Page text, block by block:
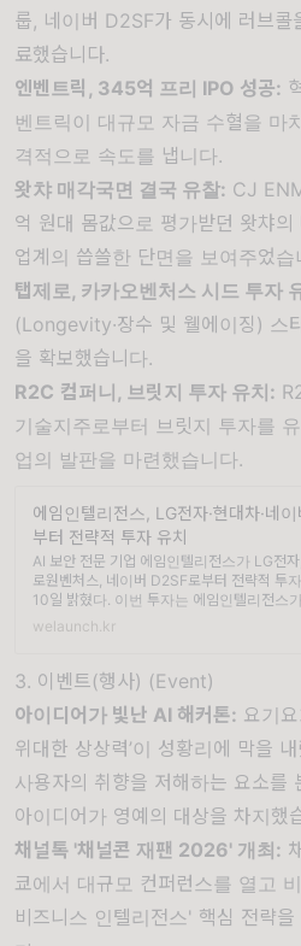
룹, 네이버 D2SF가 동시에 러브콜
료했습니다.
엔벤트릭, 345억 프리 IPO 성공:
벤트릭이 대규모 자금 수혈을 마
격적으로 속도를 냅니다.
왓챠 매각국면 결국 유찰: CJ
억 원대 몸값으로 평가받던 왓챠
업계의 씁쓸한 단면을 보여주었습
탭제로, 카카오벤처스 시드 투자
(Longevity·장수 및 웰에이징) 스
을 확보했습니다.
R2C 컴퍼니, 브릿지 투자 유치:
기술지주로부터 브릿지 투자를
업의 발판을 마련했습니다.
에임인텔리전스, LG전자·현대차·네
부터 전략적 투자 유치
AI 보안 전문 기업 에임인텔리전스가 LG전
로원벤처스, 네이버 D2SF로부터 전략적 투
10일 밝혔다. 이번 투자는 에임인텔리전스가
welaunch.kr
3. 이벤트(행사) (Event)
아이디어가 빛난 AI 해커톤: 요기
위대한 상상력’이 성황리에 막을
사용자의 취향을 저해하는 요소를
아이디어가 영예의 대상을 차지했
채널톡 '채널콘 재팬 2026' 개최:
쿄에서 대규모 컨퍼런스를 열고
비즈니스 인텔리전스' 핵심 전략